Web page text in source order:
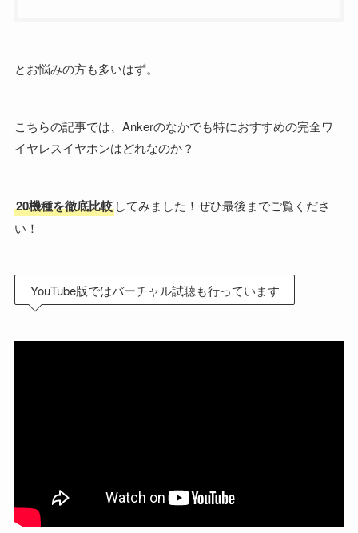
とお悩みの方も多いはず。
こちらの記事では、Ankerのなかでも特におすすめの完全ワ
イヤレスイヤホンはどれなのか？
20機種を徹底比較してみました！ぜひ最後までご覧くださ
い！
YouTube版ではバーチャル試聴も行っています